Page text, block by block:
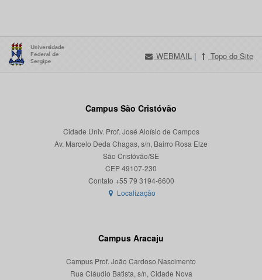
WEBMAIL | Topo do Site
Campus São Cristóvão
Cidade Univ. Prof. José Aloísio de Campos
Av. Marcelo Deda Chagas, s/n, Bairro Rosa Elze
São Cristóvão/SE
CEP 49107-230
Localização
Campus Aracaju
Campus Prof. João Cardoso Nascimento
Rua Cláudio Batista, s/n, Cidade Nova